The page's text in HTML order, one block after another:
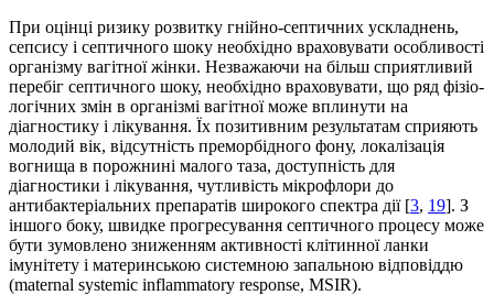
При оцінці ризику розвитку гнійно-септичних ускладнень,
сепсису і септичного шоку необхідно враховувати особливості
організму вагітної жінки. Незважаючи на більш сприятливий
перебіг септичного шоку, необхідно враховувати, що ряд фізіо­
логічних змін в організмі вагітної може вплинути на
діагностику і лікування. Їх позитивним результатам сприяють
молодий вік, відсутність преморбідного фону, локалізація
вогнища в порожнині малого таза, доступність для
діагностики і лікування, чутливість мікрофлори до
антибактеріальних препаратів широкого спектра дії [3, 19]. З
іншого боку, швидке прогресування септичного процесу може
бути зумовлено зниженням активності клітинної ланки
імунітету і материнською системною запальною відповіддю
(maternal systemic inflammatory response, MSIR).